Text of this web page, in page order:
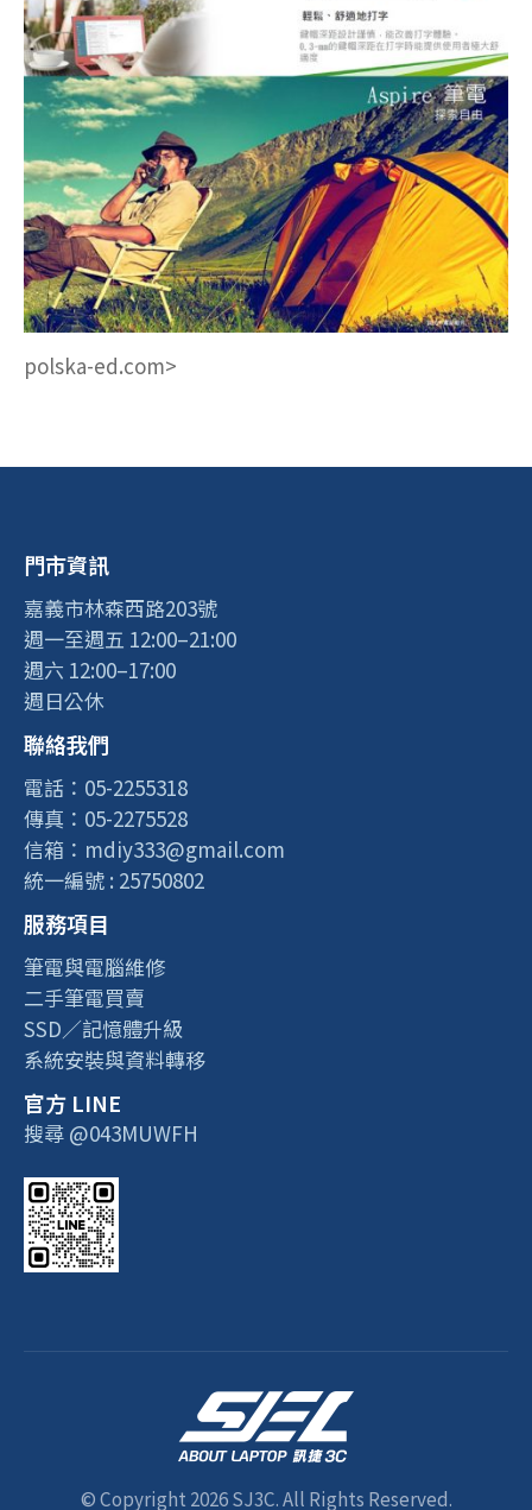
polska-ed.com>
門市資訊
嘉義市林森西路203號
週一至週五 12:00–21:00
週六 12:00–17:00
週日公休
聯絡我們
電話：05-2255318
傳真：05-2275528
信箱：mdiy333@gmail.com
統一編號 : 25750802
服務項目
筆電與電腦維修
二手筆電買賣
SSD／記憶體升級
系統安裝與資料轉移
官方 LINE
搜尋 @043MUWFH
© Copyright 2026 SJ3C. All Rights Reserved.